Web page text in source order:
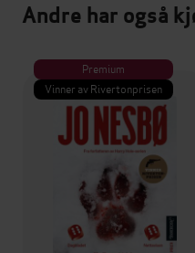
Andre har også
Premium
Vinner av Rivertonprisen